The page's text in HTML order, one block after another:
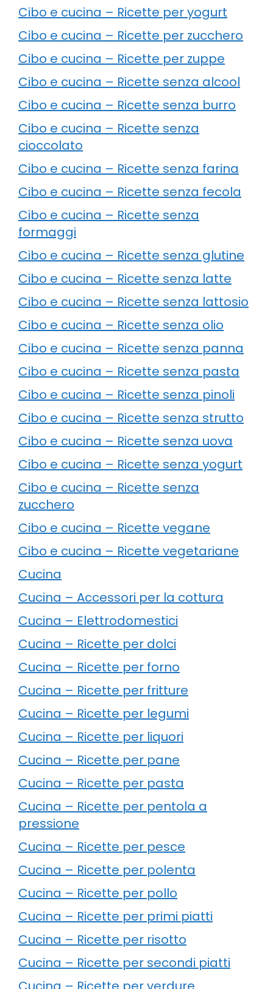
Cibo e cucina – Ricette per yogurt
Cibo e cucina – Ricette per zucchero
Cibo e cucina – Ricette per zuppe
Cibo e cucina – Ricette senza alcool
Cibo e cucina – Ricette senza burro
Cibo e cucina – Ricette senza
cioccolato
Cibo e cucina – Ricette senza farina
Cibo e cucina – Ricette senza fecola
Cibo e cucina – Ricette senza
formaggi
Cibo e cucina – Ricette senza glutine
Cibo e cucina – Ricette senza latte
Cibo e cucina – Ricette senza lattosio
Cibo e cucina – Ricette senza olio
Cibo e cucina – Ricette senza panna
Cibo e cucina – Ricette senza pasta
Cibo e cucina – Ricette senza pinoli
Cibo e cucina – Ricette senza strutto
Cibo e cucina – Ricette senza uova
Cibo e cucina – Ricette senza yogurt
Cibo e cucina – Ricette senza
zucchero
Cibo e cucina – Ricette vegane
Cibo e cucina – Ricette vegetariane
Cucina
Cucina – Accessori per la cottura
Cucina – Elettrodomestici
Cucina – Ricette per dolci
Cucina – Ricette per forno
Cucina – Ricette per fritture
Cucina – Ricette per legumi
Cucina – Ricette per liquori
Cucina – Ricette per pane
Cucina – Ricette per pasta
Cucina – Ricette per pentola a
pressione
Cucina – Ricette per pesce
Cucina – Ricette per polenta
Cucina – Ricette per pollo
Cucina – Ricette per primi piatti
Cucina – Ricette per risotto
Cucina – Ricette per secondi piatti